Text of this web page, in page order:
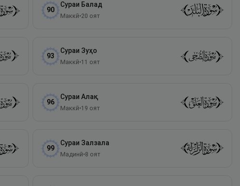
90
Сураи Балад
Маккӣ•20 оят
93
Сураи Зуҳо
Маккӣ•11 оят
96
СураиАлақ
Маккӣ•19 оят
99
Сураи Залзала
Мадинӣ•8 оят